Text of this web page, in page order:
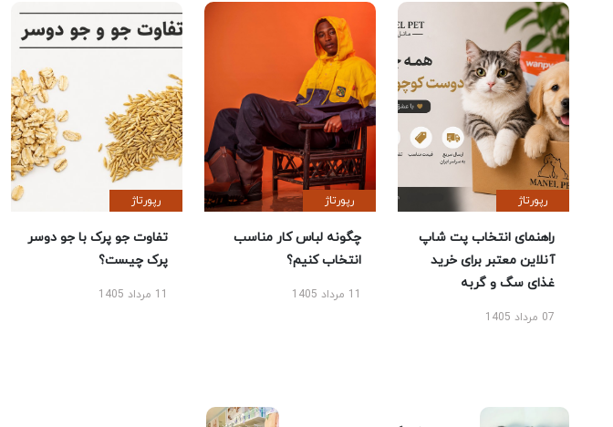
رپورتاژ
راهنمای انتخاب پت شاپ
آنلاین معتبر برای خرید
غذای سگ و گربه
07 مرداد 1405
رپورتاژ
چگونه لباس کار مناسب
انتخاب کنیم؟
11 مرداد 1405
رپورتاژ
تفاوت جو پرک با جو دوسر
پرک چیست؟
11 مرداد 1405